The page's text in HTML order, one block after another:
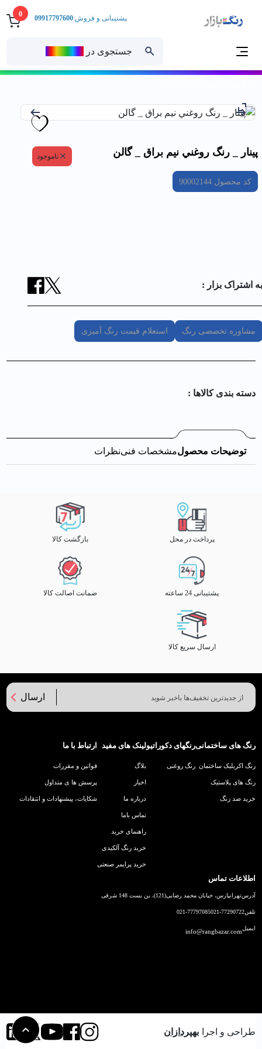
0
جستجوی در
پشتیبانی و فروش:09917797600
پينار _ رنگ روغني نيم براق _ گالن ناموجود
کد محصول90002144
به اشتراک بزار :
مشاوره تخصصی رنگ استعلام قیمت رنگ آمیزی
دسته بندی کالا‌ها :
توضیحات محصولمشخصات فنینظرات
پرداخت در محل بازگشت کالا
پشتیبانی 24 ساعته ضمانت اصالت کالا
ارسال سریع کالا
ارسال
رنگ های ساختمانی
رنگ اکریلیک ساختمان
رنگ های پلاستیک
خرید ضد زنگ
رنگهای دکوراتیو
رنگ روغنی
لینک های مفید
بلاگ
اخبار
درباره ما
تماس باما
راهنمای خرید
خرید رنگ آلکیدی
خرید پرایمر صنعتی
ارتباط با ما
قوانین و مقررات
پرسش ها ی متداول
شکایات، پیشنهادات و انتقادات
اطلاعات تماس
آدرستهرانپارس، خیابان محمد رضایی(121)، بن بست 148 شرقی
تلفن021-77290722
021-77797085
ایمیلinfo@rangbazar.com
طراحی و اجرا بهپردازان